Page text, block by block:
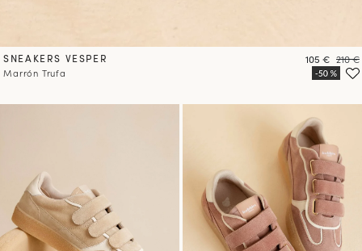
SNEAKERS VESPER
Marrón Trufa
Precio
105 € Precio
210 €